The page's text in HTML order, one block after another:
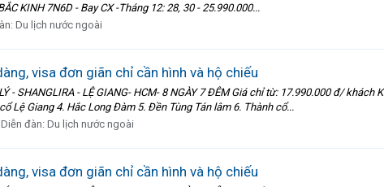
KINH 7N6D - Bay CX -Tháng 12: 28, 30 - 25.990.000...
Du lịch nước ngoài
visa đơn giãn chỉ cần hình và hộ chiếu
- SHANGLIRA - LỆ GIANG- HCM- 8 NGÀY 7 ĐÊM Giá chỉ từ: 17.990.000 đ/ khách
Lệ Giang 4. Hắc Long Đàm 5. Đền Tùng Tán lâm 6. Thành cổ...
Diễn đàn: Du lịch nước ngoài
visa đơn giãn chỉ cần hình và hộ chiếu